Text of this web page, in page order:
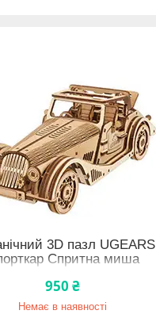
3D пазл UGEARS
Спритна миша
950 ₴
Немає в наявності